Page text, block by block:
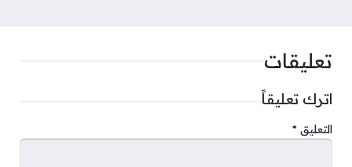
تعليقات
اترك تعليقاً
التعليق *